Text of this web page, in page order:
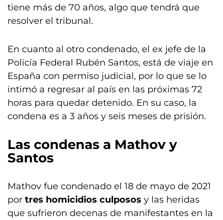
tiene más de 70 años, algo que tendrá que
resolver el tribunal.
En cuanto al otro condenado, el ex jefe de la
Policía Federal Rubén Santos, está de viaje en
España con permiso judicial, por lo que se lo
intimó a regresar al país en las próximas 72
horas para quedar detenido. En su caso, la
condena es a 3 años y seis meses de prisión.
Las condenas a Mathov y
Santos
Mathov fue condenado el 18 de mayo de 2021
por tres homicidios culposos y las heridas
que sufrieron decenas de manifestantes en la